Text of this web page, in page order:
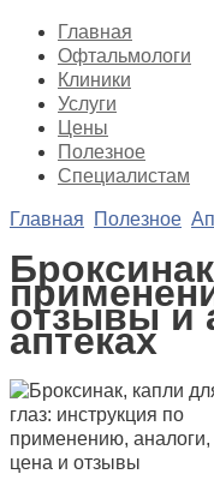
Главная
Офтальмологи
Клиники
Услуги
Цены
Полезное
Специалистам
Главная Полезное
отзывы и
аптеках